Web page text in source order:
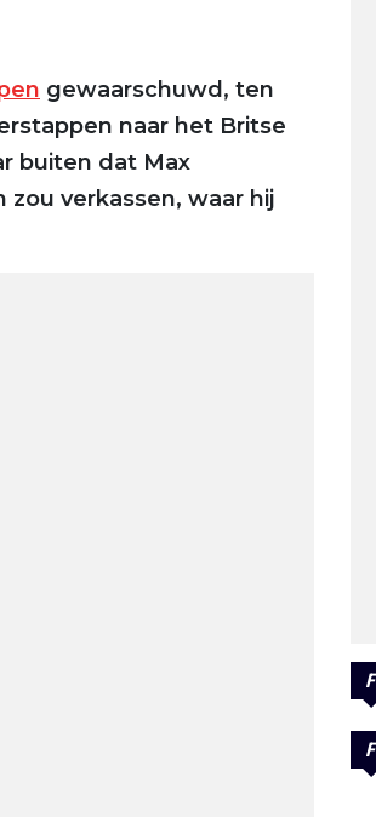
gewaarschuwd, ten
naar het Britse
buiten dat Max
verkassen, waar hij